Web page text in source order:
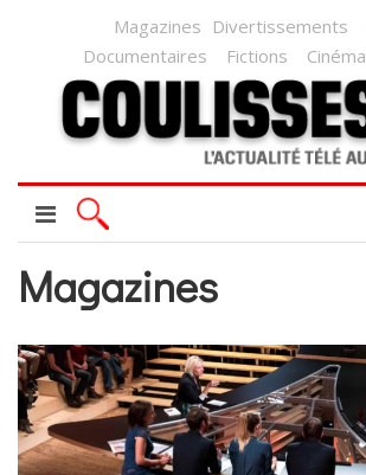
Magazines Divertissements
Documentaires
Fictions Cinéma
Magazines